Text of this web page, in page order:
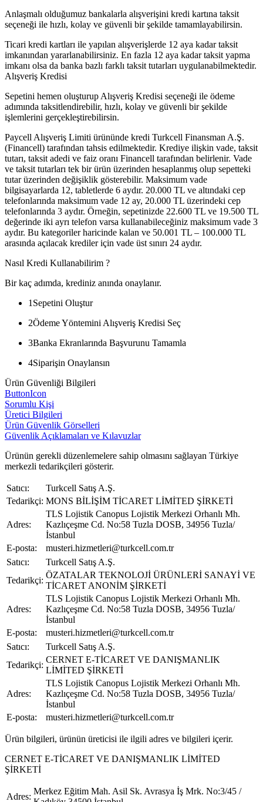
Anlaşmalı olduğumuz bankalarla alışverişini kredi kartına taksit
seçeneği ile hızlı, kolay ve güvenli bir şekilde tamamlayabilirsin.
Ticari kredi kartları ile yapılan alışverişlerde 12 aya kadar taksit
imkanından yararlanabilirsiniz. En fazla 12 aya kadar taksit yapma
imkanı olsa da banka bazlı farklı taksit tutarları uygulanabilmektedir.
Alışveriş Kredisi
Sepetini hemen oluşturup Alışveriş Kredisi seçeneği ile ödeme
adımında taksitlendirebilir, hızlı, kolay ve güvenli bir şekilde
işlemlerini gerçekleştirebilirsin.
Paycell Alışveriş Limiti ürününde kredi Turkcell Finansman A.Ş.
(Financell) tarafından tahsis edilmektedir. Krediye ilişkin vade, taksit
tutarı, taksit adedi ve faiz oranı Financell tarafından belirlenir. Vade
ve taksit tutarları tek bir ürün üzerinden hesaplanmış olup sepetteki
tutar üzerinden değişiklik gösterebilir. Maksimum vade
bilgisayarlarda 12, tabletlerde 6 aydır. 20.000 TL ve altındaki cep
telefonlarında maksimum vade 12 ay, 20.000 TL üzerindeki cep
telefonlarında 3 aydır. Örneğin, sepetinizde 22.600 TL ve 19.500 TL
değerinde iki ayrı telefon varsa kullanabileceğiniz maksimum vade 3
aydır. Bu kategoriler haricinde kalan ve 50.001 TL – 100.000 TL
arasında açılacak krediler için vade üst sınırı 24 aydır.
Nasıl Kredi Kullanabilirim ?
Bir kaç adımda, krediniz anında onaylanır.
1 Sepetini Oluştur
2Ödeme Yöntemini Alışveriş Kredisi Seç
3Banka Ekranlarında Başvurunu Tamamla
4Siparişin Onaylansın
Ürün Güvenliği Bilgileri
ButtonIcon
Sorumlu Kişi
Üretici Bilgileri
Ürün Güvenlik Görselleri
Güvenlik Açıklamaları ve Kılavuzlar
Ürünün gerekli düzenlemelere sahip olmasını sağlayan Türkiye
merkezli tedarikçileri gösterir.
Satıcı:
Turkcell Satış A.Ş.
Tedarikçi: MONS BİLİŞİM TİCARET LİMİTED ŞİRKETİ
Adres:
TLS Lojistik Canopus Lojistik Merkezi Orhanlı Mh.
Kazlıçeşme Cd. No:58 Tuzla DOSB, 34956 Tuzla/
İstanbul
E-posta:
musteri.hizmetleri@turkcell.com.tr
Satıcı:
Turkcell Satış A.Ş.
Tedarikçi:
ÖZATALAR TEKNOLOJİ ÜRÜNLERİ SANAYİ VE
TİCARET ANONİM ŞİRKETİ
Adres:
TLS Lojistik Canopus Lojistik Merkezi Orhanlı Mh.
Kazlıçeşme Cd. No:58 Tuzla DOSB, 34956 Tuzla/
İstanbul
E-posta:
musteri.hizmetleri@turkcell.com.tr
Satıcı:
Turkcell Satış A.Ş.
Tedarikçi:
CERNET E-TİCARET VE DANIŞMANLIK
LİMİTED ŞİRKETİ
Adres:
TLS Lojistik Canopus Lojistik Merkezi Orhanlı Mh.
Kazlıçeşme Cd. No:58 Tuzla DOSB, 34956 Tuzla/
İstanbul
E-posta:
musteri.hizmetleri@turkcell.com.tr
Ürün bilgileri, ürünün üreticisi ile ilgili adres ve bilgileri içerir.
CERNET E-TİCARET VE DANIŞMANLIK LİMİTED
ŞİRKETİ
Adres:
Merkez Eğitim Mah. Asil Sk. Avrasya İş Mrk. No:3/45 /